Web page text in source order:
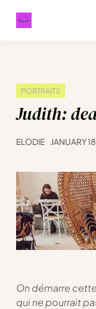
PORTRAITS
Judith:
ELODIE JANUARY
On démarre
qui ne pourrait